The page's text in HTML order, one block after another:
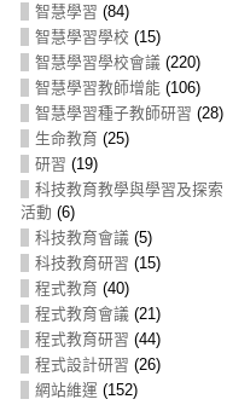
智慧學習 (84)
智慧學習學校 (15)
智慧學習學校會議 (220)
智慧學習教師增能(106)
智慧學習種子教師研習 (28)
生命教育 (25)
研習 (19)
科技教育教學與學習及探索
活動 (6)
科技教育會議 (5)
科技教育研習 (15)
程式教育 (40)
程式教育會議 (21)
程式教育研習 (44)
程式設計研習 (26)
網站維運 (152)